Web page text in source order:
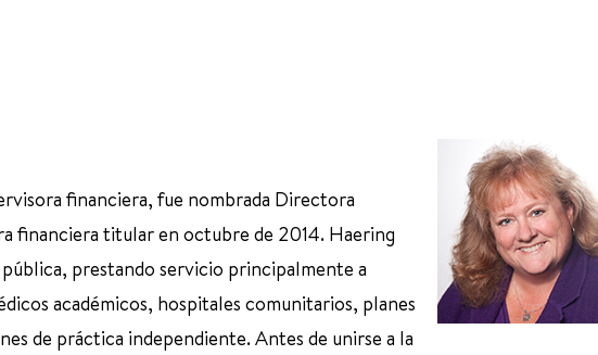
financiera, fue nombrada Directora
financiera titular en octubre de 2014. Haering
prestando servicio principalmente a
académicos, hospitales comunitarios, planes
de práctica independiente. Antes de unirse a la